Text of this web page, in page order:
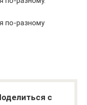
по-разному
с